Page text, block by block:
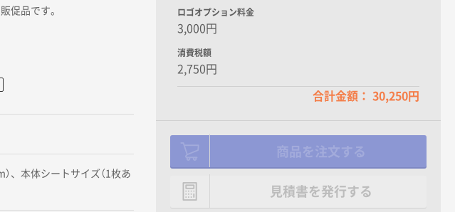
ロゴオプション料金
3,000円
消費税額
2,750円
合計金額： 30,250円
見積書を発行する
促品です。
、本体シートサイズ（1枚あ